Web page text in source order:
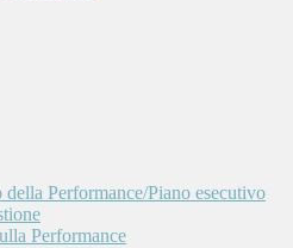
della Performance/Piano esecutivo
Performance